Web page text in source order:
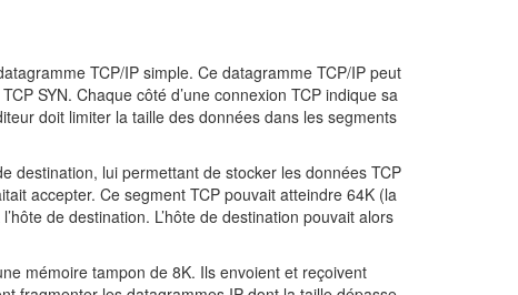
TCP/IP simple. Ce datagramme TCP/IP peut
SYN. Chaque côté d’une connexion TCP indique sa
doit limiter la taille des données dans les segments
destination, lui permettant de stocker les données TCP
accepter. Ce segment TCP pouvait atteindre 64K (la
de destination. L’hôte de destination pouvait alors
mémoire tampon de 8K. Ils envoient et reçoivent